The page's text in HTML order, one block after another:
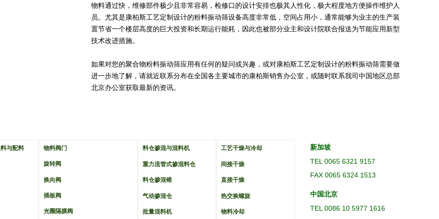
物料通过快，维修部件极少且非常容易，检修口的设计安排也极其人性化，极大程度地方便操作维护人
员。尤其是康柏斯工艺定制设计的粉料振动筛设备高度非常低，空间占用小，通常能够为业主的生产装
置节省一个楼层高度的巨大投资和长期运行能耗，因此也被部分业主和设计院联合报送为节能应用新型
技术改进措施。
如果对您的聚合物粉料振动筛应用有任何的疑问或兴趣，或对康柏斯工艺定制设计的粉料振动筛需要做
进一步地了解，请就近联系分布在全国各主要城市的康柏斯销售办公室，或随时联系我司中国地区总部
北京办公室获取最新的资讯。
新加坡
TEL 0065 6321 9157
FAX 0065 6324 1513
中国北京
TEL 0086 10 5977 1616
与配料 物料阀门
旋转阀
换向阀
插板阀
光圈隔膜阀
料仓掺混与混料机
重力流管式掺混料仓
料仓掺混锥
气动掺混仓
批量混料机
工艺干燥与冷却
间接干燥
直接干燥
热交换螺旋
物料冷却